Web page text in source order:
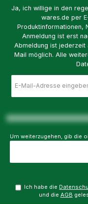
Ja, ich willige in den
wares.de per
Produktinformationen,
Anmeldung ist erst
Abmeldung ist
Mail möglich. Alle
Mail-
Um weiterzugehen, gib die
Ich habe die
und die AGB